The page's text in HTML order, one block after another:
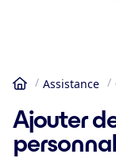
Accueil
Assistance
Ajouter